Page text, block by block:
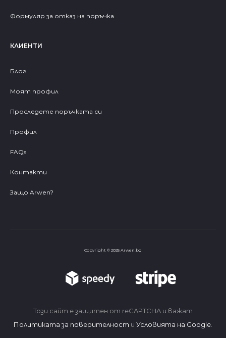
Формуляр за отказ на поръчка
КЛИЕНТИ
Блог
Моят профил
Проследете поръчката си
Профил
FAQs
Контакти
Защо Arwen?
Copyright © 2025 Arwen.bg
Този сайт е защитен от reCAPTCHA и важат
Политиката за поверителност и Условията на Google